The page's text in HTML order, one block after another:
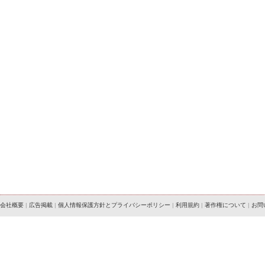
会社概要 | 広告掲載 | 個人情報保護方針とプライバシーポリシー | 利用規約 | 著作権について | お問